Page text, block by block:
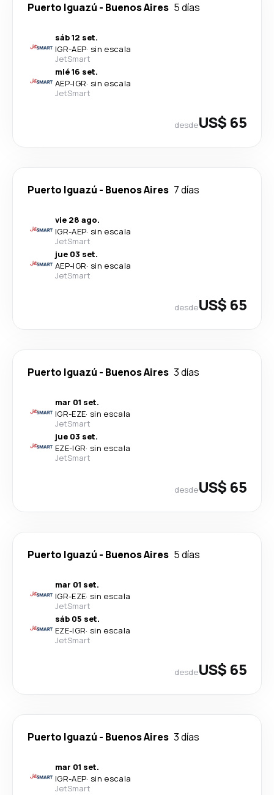
Puerto Iguazú - Buenos Aires 5 días
sáb 12 set.
IGR-AEP· sin escala
JetSmart
mié 16 set.
AEP-IGR· sin escala
JetSmart
desdeUS$ 65
Puerto Iguazú - Buenos Aires 7 días
vie 28 ago.
IGR-AEP· sin escala
JetSmart
jue 03 set.
AEP-IGR· sin escala
JetSmart
desdeUS$ 65
Puerto Iguazú - Buenos Aires 3 días
mar 01 set.
IGR-EZE· sin escala
JetSmart
jue 03 set.
EZE-IGR· sin escala
JetSmart
desdeUS$ 65
Puerto Iguazú - Buenos Aires 5 días
mar 01 set.
IGR-EZE· sin escala
JetSmart
sáb 05 set.
EZE-IGR· sin escala
JetSmart
desdeUS$ 65
Puerto Iguazú - Buenos Aires 3 días
mar 01 set.
IGR-AEP· sin escala
JetSmart